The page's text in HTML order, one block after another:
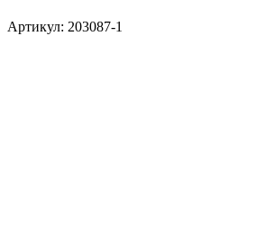
Артикул: 203087-1